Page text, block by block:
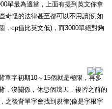
單最為適當，上面有提到英文你拿
奇怪的法律甚至都可以不用讀(例如
，cp值比英文低)，而3000單絕對夠
單字初期10～15個就是極限，再多
，沒關係，休息個幾天，複習之前的
之後背單字會找到規律(像是字根字